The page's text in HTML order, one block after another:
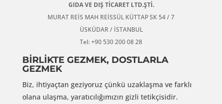
GIDA VE DIŞ TİCARET LTD.ŞTİ.
MURAT REİS MAH REİSSÜL KÜTTAP SK 54 / 7
ÜSKÜDAR / İSTANBUL
Tel: +90 530 200 08 28
BİRLİKTE GEZMEK, DOSTLARLA
GEZMEK
Biz, ihtiyaçtan geziyoruz çünkü uzaklaşma ve farklı
olana ulaşma, yaratıcılığımızın gizli tetikçisidir.